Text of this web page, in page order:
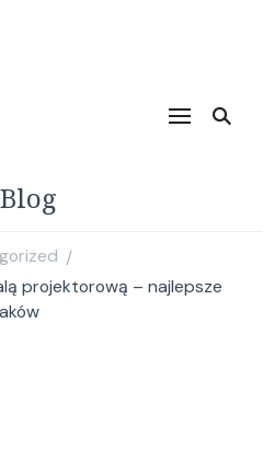
/
projektorową – najlepsze